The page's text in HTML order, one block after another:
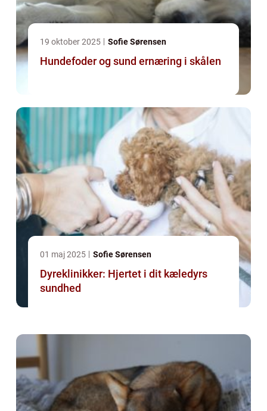
19 oktober 2025 Sofie Sørensen
Hundefoder og sund ernæring i skålen
01 maj 2025 Sofie Sørensen
Dyreklinikker: Hjertet i dit kæledyrs
sundhed